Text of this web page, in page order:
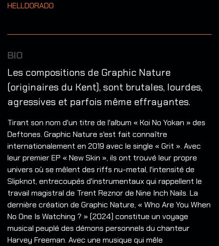
HELLDORADO
BIO
Les compositions de Graphic Nature
(originaires du Kent), sont brutales, lourdes,
agressives et parfois même effrayantes.
Tirant son nom d'un titre de l'album « Koi No Yokan » des
Deftones. Graphic Nature s'est fait connaître
internationalement en 2019 avec le single « Grit ». Avec
leur premier EP « New Skin », ils ont trouvé leur propre
univers où se mêlent des riffs nu-metal, l'intensité de
Slipknot, entrecoupés d'instrumentaux qui rappellent le
travail magistral de Trent Reznor de Nine Inch Nails. La
dernière création de Graphic Nature, « Who Are You When
No One Is Watching ? » (2024) constitue un voyage
musical peuplé des démons personnels du chanteur
Harvey Freeman. Avec une musique qui mêle